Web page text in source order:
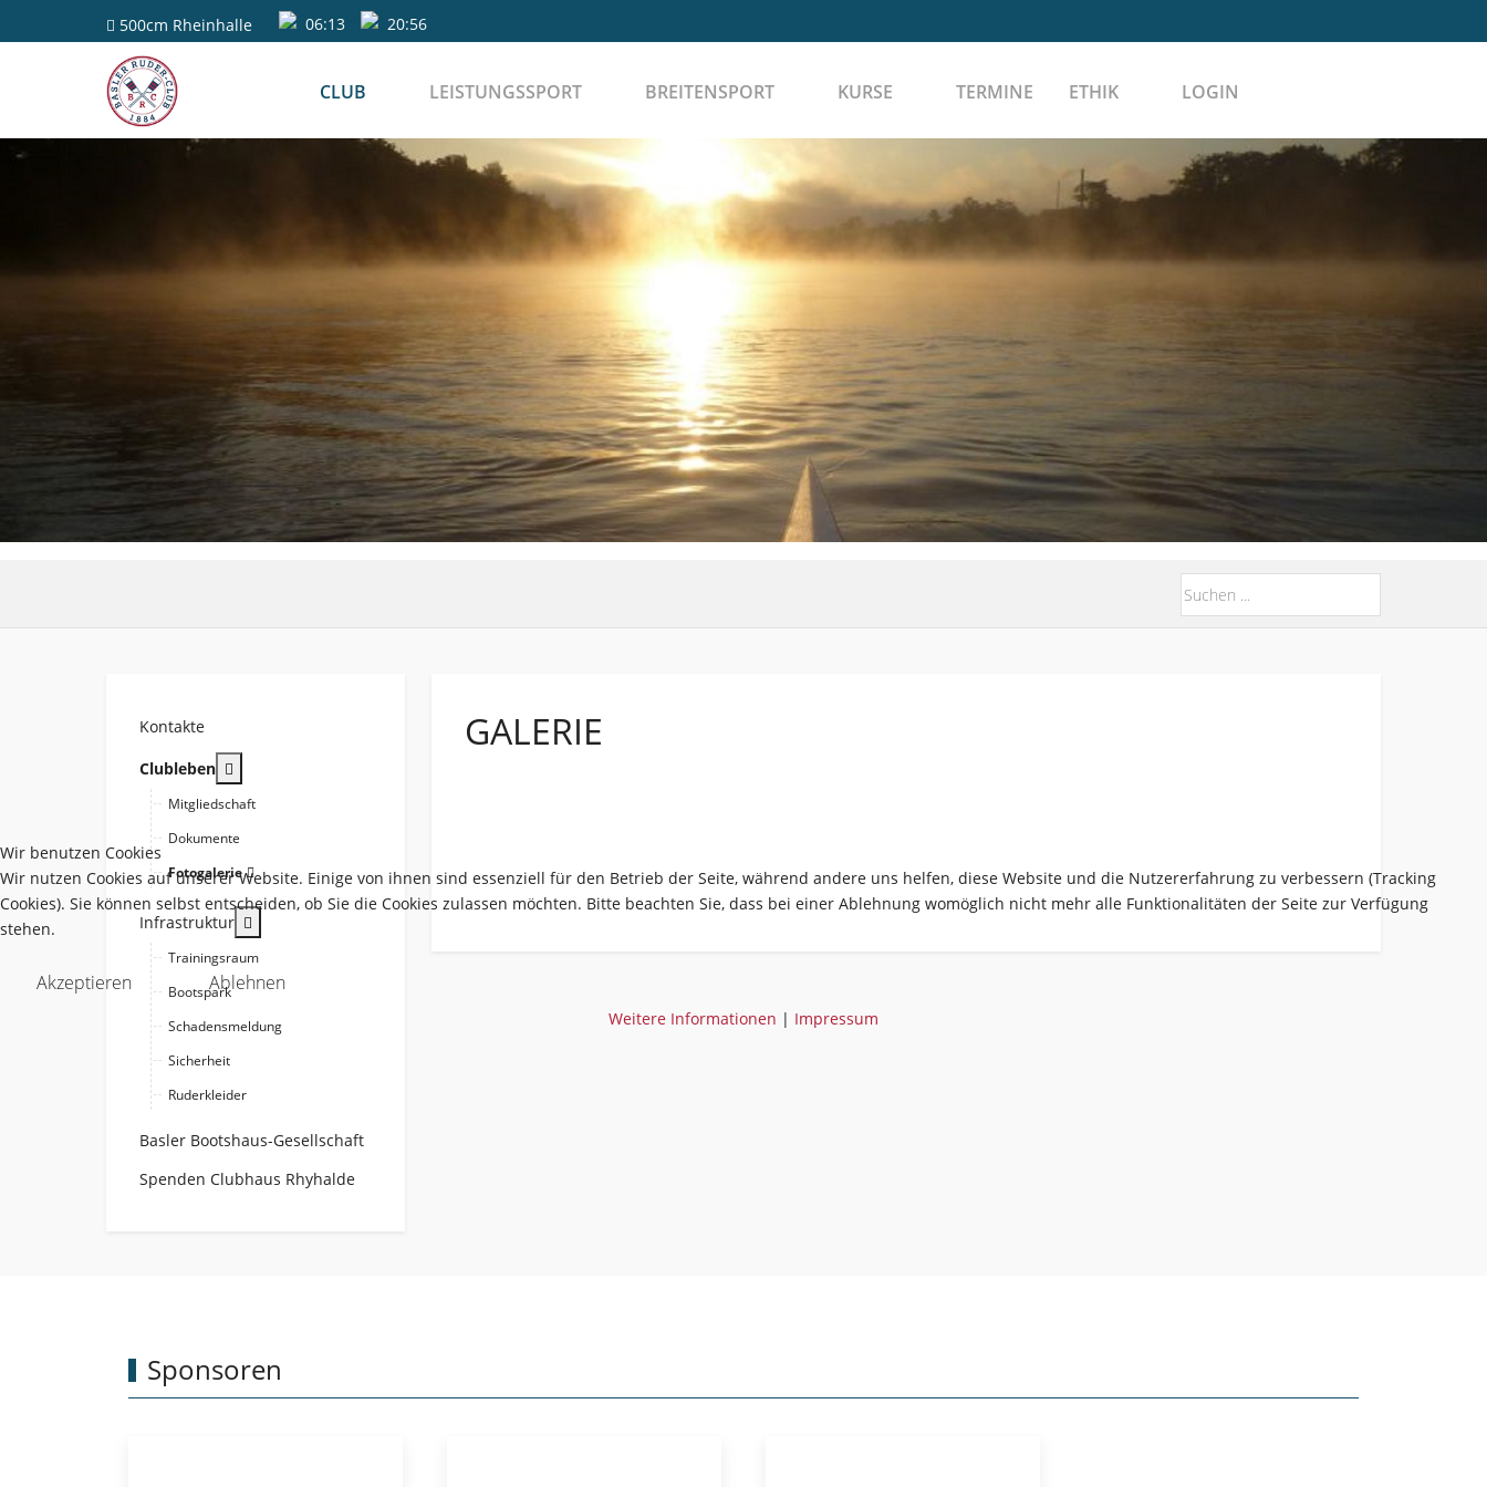
500cm Rheinhalle 06:13 20:56
CLUB LEISTUNGSSPORT BREITENSPORT KURSE TERMINE ETHIK LOGIN
Kontakte
Clubleben
Mitgliedschaft
Dokumente
Fotogalerie
Infrastruktur
Trainingsraum
Bootspark
Schadensmeldung
Sicherheit
Ruderkleider
Basler Bootshaus-Gesellschaft
Spenden Clubhaus Rhyhalde
GALERIE
Sponsoren
Wir benutzen Cookies
Wir nutzen Cookies auf unserer Website. Einige von ihnen sind essenziell für den Betrieb der Seite, während andere uns helfen, diese Website und die Nutzererfahrung zu verbessern (Tracking
Cookies). Sie können selbst entscheiden, ob Sie die Cookies zulassen möchten. Bitte beachten Sie, dass bei einer Ablehnung womöglich nicht mehr alle Funktionalitäten der Seite zur Verfügung
stehen.
Akzeptieren Ablehnen
Weitere Informationen | Impressum